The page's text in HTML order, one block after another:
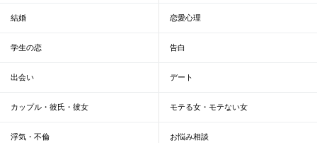
結婚 恋愛心理
学生の恋 告白
出会い デート
カップル・彼氏・彼女 モテる女・モテない女
浮気・不倫 お悩み相談